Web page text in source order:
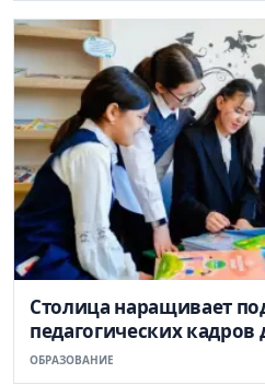
Столица наращивает
педагогических
ОБРАЗОВАНИЕ